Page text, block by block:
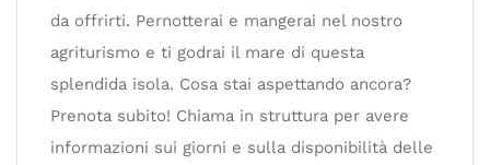
da offrirti. Pernotterai e mangerai nel nostro
agriturismo e ti godrai il mare di questa
splendida isola. Cosa stai aspettando ancora?
Prenota subito! Chiama in struttura per avere
informazioni sui giorni e sulla disponibilità delle